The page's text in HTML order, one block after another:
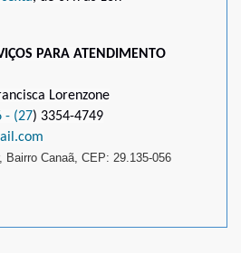
PARA ATENDIMENTO
Lorenzone
- (27) 3354-4749
Bairro Canaã, CEP: 29.135-056